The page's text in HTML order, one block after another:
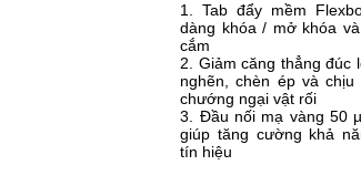
1. Tab đẩy mềm
dàng khóa / mở khóa
cắm
2. Giảm căng thẳng đúc
nghẽn, chèn ép và
chướng ngại vật rối
3. Đầu nối mạ vàng 50
giúp tăng cường khả
tín hiệu